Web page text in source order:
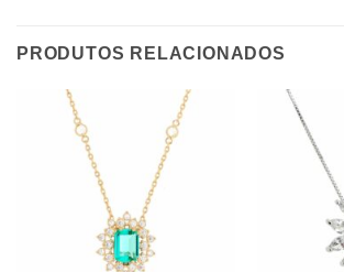
PRODUTOS RELACIONADOS